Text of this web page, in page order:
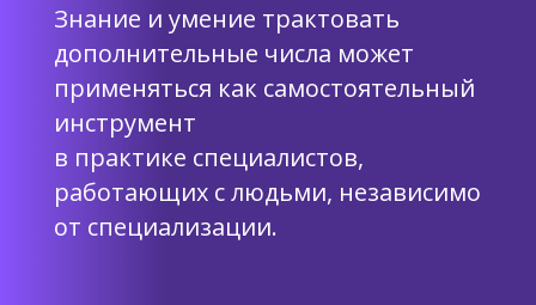
Знание и умение трактовать
дополнительные числа может
применяться как самостоятельный
инструмент
в практике специалистов,
работающих с людьми, независимо
от специализации.